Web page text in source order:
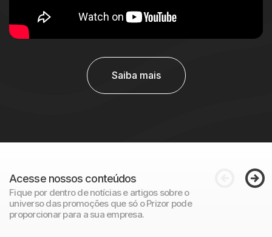
Saiba mais
Acesse nossos conteúdos
Fique por dentro de notícias e artigos sobre o
universo das promoções que só o Prizor pode
proporcionar para a sua empresa.